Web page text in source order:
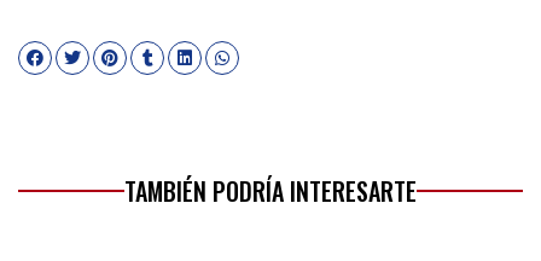
TAMBIÉN PODRÍA INTERESARTE